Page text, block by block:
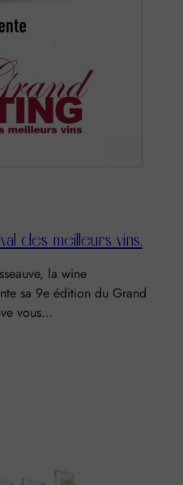
des meilleurs vins.
la wine
sa 9e édition du Grand
vous…